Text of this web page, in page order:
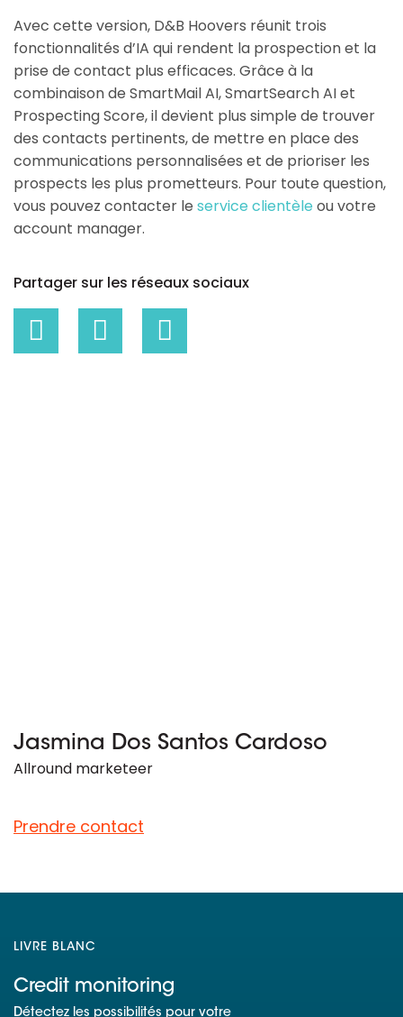
Avec cette version, D&B Hoovers réunit trois
fonctionnalités d’IA qui rendent la prospection et la
prise de contact plus efficaces. Grâce à la
combinaison de SmartMail AI, SmartSearch AI et
Prospecting Score, il devient plus simple de trouver
des contacts pertinents, de mettre en place des
communications personnalisées et de prioriser les
prospects les plus prometteurs. Pour toute question,
vous pouvez contacter le service clientèle ou votre
account manager.
Partager sur les réseaux sociaux
Jasmina Dos Santos Cardoso
Allround marketeer
Prendre contact
LIVRE BLANC
Credit monitoring
Détectez les possibilités pour votre